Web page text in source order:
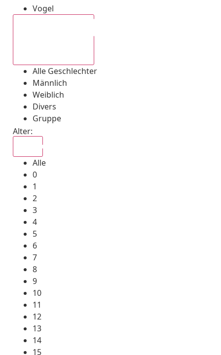
Vogel
Alle Geschlechter
Männlich
Weiblich
Divers
Gruppe
Alter:
Alle
0
1
2
3
4
5
6
7
8
9
10
11
12
13
14
15